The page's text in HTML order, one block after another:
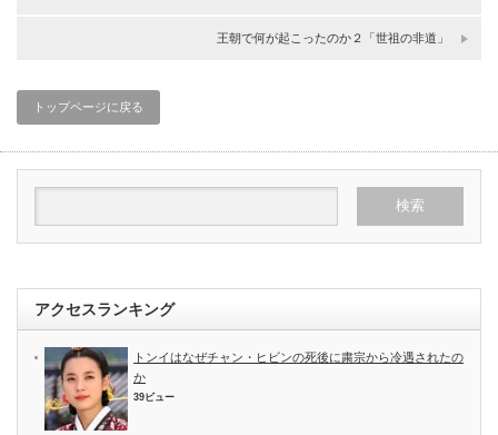
王朝で何が起こったのか２「世祖の非道」
トップページに戻る
アクセスランキング
トンイはなぜチャン・ヒビンの死後に粛宗から冷遇されたの
か
39ビュー